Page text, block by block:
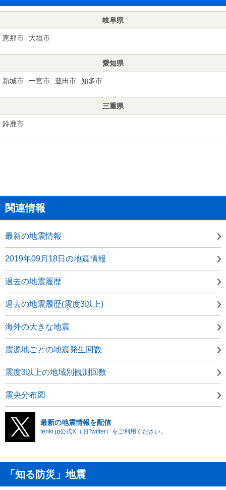
岐阜県
恵那市 大垣市
愛知県
新城市 一宮市 豊田市 知多市
三重県
鈴鹿市
関連情報
最新の地震情報
2019年09月18日の地震情報
過去の地震履歴
過去の地震履歴(震度3以上)
海外の大きな地震
震源地ごとの地震発生回数
震度3以上の地域別観測回数
震央分布図
最新の地震情報を配信
tenki.jp公式X（旧Twitter）をご利用ください。
「知る防災」地震